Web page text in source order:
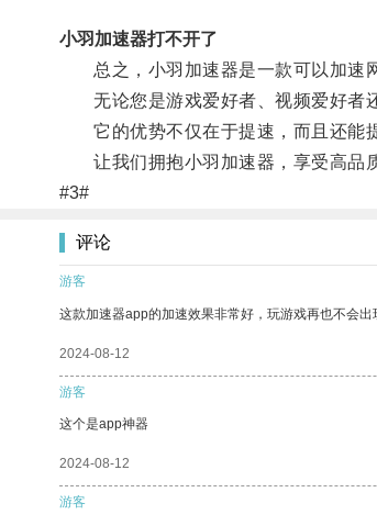
小羽加速器打不开了
总之，小羽加速器是一款可以加速网
无论您是游戏爱好者、视频爱好者还
它的优势不仅在于提速，而且还能提
让我们拥抱小羽加速器，享受高品质
#3#
评论
游客
这款加速器app的加速效果非常好，玩游戏再也不会
2024-08-12
游客
这个是app神器
2024-08-12
游客